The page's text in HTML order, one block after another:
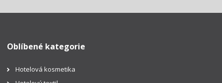
Oblíbené kategorie
Hotelová kosmetika